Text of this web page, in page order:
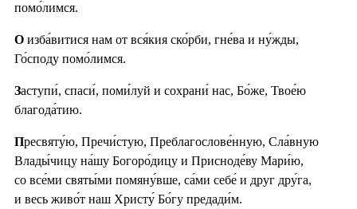
помо́лимся.
О изба́витися нам от вся́кия ско́рби, гне́ва и ну́жды,
Го́споду помо́лимся.
Заступи́, спаси́, поми́луй и сохрани́ нас, Бо́же, Твое́ю
благода́тию.
Пресвяту́ю, Пречи́стую, Преблагослове́нную, Сла́вную
Влады́чицу на́шу Богоро́дицу и Присноде́ву Мари́ю,
со все́ми святы́ми помяну́вше, са́ми себе́ и друг дру́га,
и весь живо́т наш Христу́ Бо́гу предади́м.